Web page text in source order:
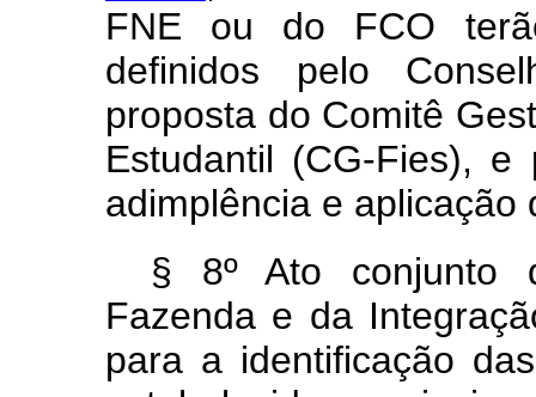
FNE ou do FCO
definidos pelo
proposta do Comitê
Estudantil (CG-Fies),
adimplência e aplicação
§ 8º Ato conjunto
Fazenda e da
para a identificação